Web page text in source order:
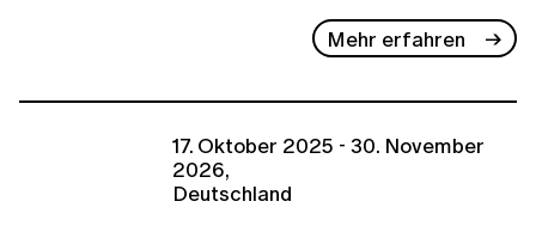
Mehr erfahren
17. Oktober 2025 - 30. November
2026,
Deutschland